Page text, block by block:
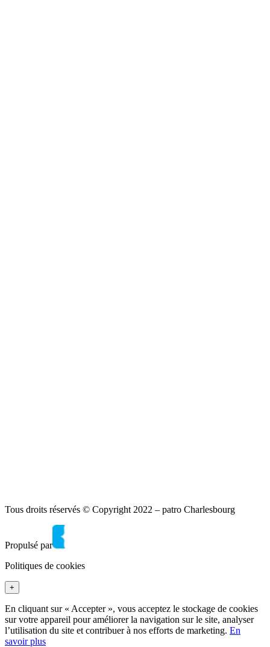
Tous droits réservés © Copyright 2022 – patro Charlesbourg
Propulsé par
Politiques de cookies
+
En cliquant sur « Accepter », vous acceptez le stockage de cookies
sur votre appareil pour améliorer la navigation sur le site, analyser
l’utilisation du site et contribuer à nos efforts de marketing. En
savoir plus